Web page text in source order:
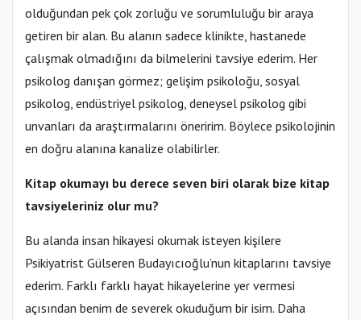
olduğundan pek çok zorluğu ve sorumluluğu bir araya
getiren bir alan. Bu alanın sadece klinikte, hastanede
çalışmak olmadığını da bilmelerini tavsiye ederim. Her
psikolog danışan görmez; gelişim psikoloğu, sosyal
psikolog, endüstriyel psikolog, deneysel psikolog gibi
unvanları da araştırmalarını öneririm. Böylece psikolojinin
en doğru alanına kanalize olabilirler.
Kitap okumayı bu derece seven biri olarak bize kitap
tavsiyeleriniz olur mu?
Bu alanda insan hikayesi okumak isteyen kişilere
Psikiyatrist Gülseren Budayıcıoğlu’nun kitaplarını tavsiye
ederim. Farklı farklı hayat hikayelerine yer vermesi
açısından benim de severek okuduğum bir isim. Daha